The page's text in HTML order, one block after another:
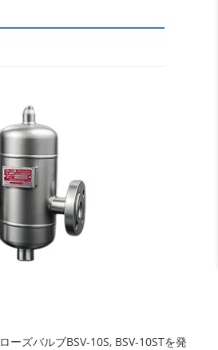
ズバルブBSV-10S, BSV-10STを発